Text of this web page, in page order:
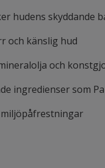
hudens skyddande
och känslig hud
och
ingredienser som